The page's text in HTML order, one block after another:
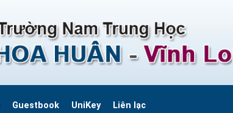
Guestbook UniKey Liên lạc